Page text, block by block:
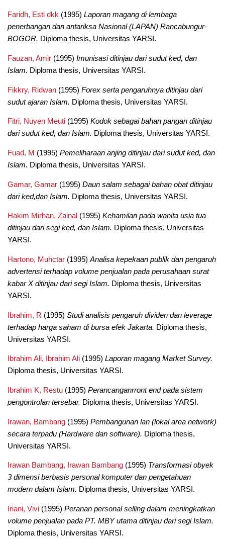
Faridh, Esti dkk(1995) Laporan magang di lembaga
penerbangan dan antariksa Nasional (LAPAN) Rancabungur-
BOGOR. Diploma thesis, Universitas YARSI.
Fauzan, Amir(1995) Imunisasi ditinjau dari sudut ked, dan
Islam. Diploma thesis, Universitas YARSI.
Fikkry, Ridwan(1995) Forex serta pengaruhnya ditinjau dari
sudut ajaran Islam. Diploma thesis, Universitas YARSI.
Fitri, Nuyen Meuti(1995) Kodok sebagai bahan pangan ditinjau
dari sudut ked, dan Islam. Diploma thesis, Universitas YARSI.
Fuad, M (1995) Pemeliharaan anjing ditinjau dari sudut ked, dan
Islam. Diploma thesis, Universitas YARSI.
Gamar, Gamar(1995) Daun salam sebagai bahan obat ditinjau
dari ked,dan Islam. Diploma thesis, Universitas YARSI.
Hakim Mirhan, Zainal (1995) Kehamilan pada wanita usia tua
ditinjau dari segi ked, dan Islam. Diploma thesis, Universitas
YARSI.
Hartono, Muhctar(1995) Analisa kepekaan publik dan pengaruh
advertensi terhadap volume penjualan pada perusahaan surat
kabar X ditinjau dari segi Islam. Diploma thesis, Universitas
YARSI.
Ibrahim, R (1995) Studi analisis pengaruh dividen dan leverage
terhadap harga saham di bursa efek Jakarta. Diploma thesis,
Universitas YARSI.
Ibrahim Ali, Ibrahim Ali(1995) Laporan magang Market Survey.
Diploma thesis, Universitas YARSI.
Ibrahim K, Restu(1995) Perancanganrront end pada sistem
pengontrolan tersebar. Diploma thesis, Universitas YARSI.
Irawan, Bambang(1995) Pembangunan lan (lokal area network)
secara terpadu (Hardware dan software). Diploma thesis,
Universitas YARSI.
Irawan Bambang, Irawan Bambang(1995) Transformasi obyek
3 dimensi berbasis personal komputer dan pengetahuan
modern dalam Islam. Diploma thesis, Universitas YARSI.
Iriani, Vivi(1995) Peranan personal selling dalam meningkatkan
volume penjualan pada PT. MBY utama ditinjau dari segi Islam.
Diploma thesis, Universitas YARSI.